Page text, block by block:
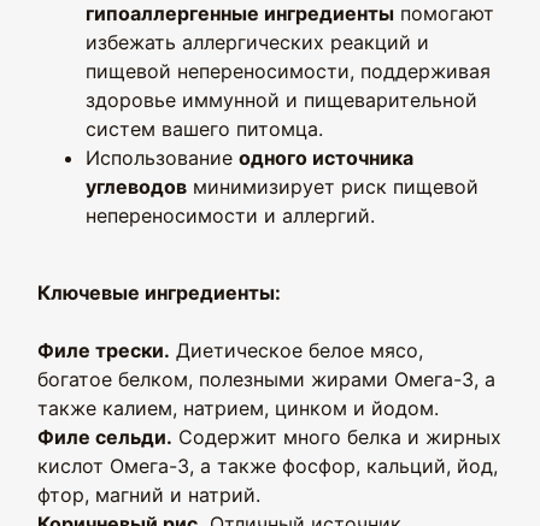
гипоаллергенные ингредиенты помогают
избежать аллергических реакций и
пищевой непереносимости, поддерживая
здоровье иммунной и пищеварительной
систем вашего питомца.
Использование одного источника
углеводов минимизирует риск пищевой
непереносимости и аллергий.
Ключевые ингредиенты:
Филе трески. Диетическое белое мясо,
богатое белком, полезными жирами Омега-3, а
также калием, натрием, цинком и йодом.
Филе сельди. Содержит много белка и жирных
кислот Омега-3, а также фосфор, кальций, йод,
фтор, магний и натрий.